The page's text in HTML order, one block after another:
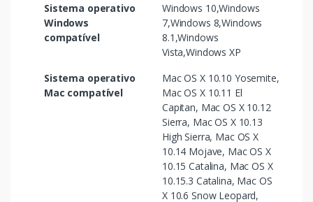
Sistema operativo
Windows
compatível
Windows 10,Windows
7,Windows 8,Windows
8.1,Windows
Vista,Windows XP
Sistema operativo
Mac compatível
Mac OS X 10.10 Yosemite,
Mac OS X 10.11 El
Capitan, Mac OS X 10.12
Sierra, Mac OS X 10.13
High Sierra, Mac OS X
10.14 Mojave, Mac OS X
10.15 Catalina, Mac OS X
10.15.3 Catalina, Mac OS
X 10.6 Snow Leopard,